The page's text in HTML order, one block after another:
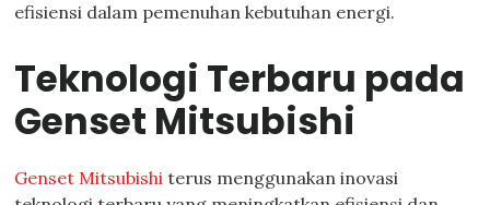
efisiensi dalam pemenuhan kebutuhan energi.
Teknologi Terbaru pada
Genset Mitsubishi
Genset Mitsubishi terus menggunakan inovasi